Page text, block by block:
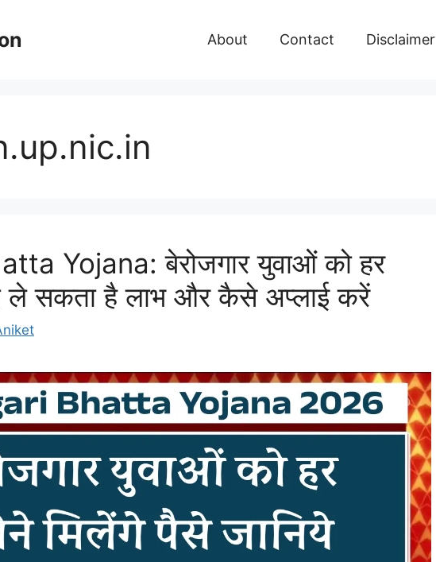
About Contact Disclaimer
Yojana: बेरोजगार युवाओं को हर
ले सकता है लाभ और कैसे अप्लाई करें